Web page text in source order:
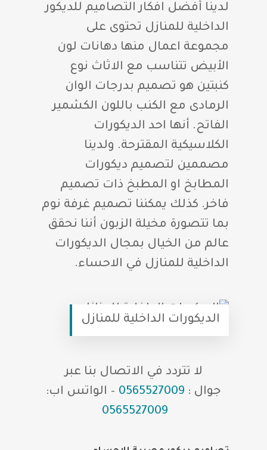
لدينا أفضل افكار التصاميم للديكور
الداخلية للمنازل تحتوى على
مجموعة اعمال منها دهانات لون
الأبيض تتناسب مع الاثاث نوع
كنبتين هو تصميم بدرجات الوان
الرمادى مع الكنب باللون الكشمير
الفاتح. أنها احد الديكورات
الكلاسيكية المقترحة. ولدينا
مصممين لتصميم ديكورات
المطابخ او المطبخ ذات تصميم
فاخر. كذلك يمكننا تصميم غرفة نوم
بما تتصورة مخيلة الزبون أننا نحقق
عالم من الخيال بمجال الديكورات
الداخلية للمنازل في الاحساء.
الديكورات الداخلية للمنازل
لا تتردد في الاتصال بنا عبر
جوال : 0565527009 – الواتس اب:
0565527009